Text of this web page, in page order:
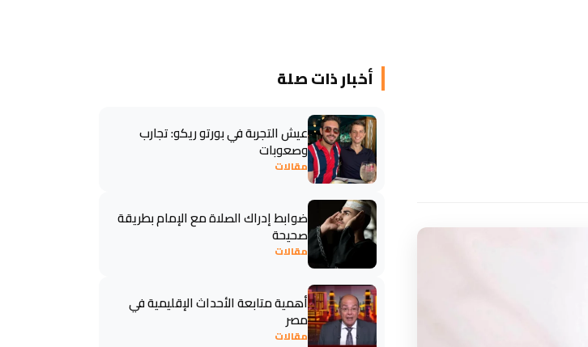
أخبار ذات صلة
عيش التجربة في بورتو ريكو: تجارب
وصعوبات
مقالات
ضوابط إدراك الصلاة مع الإمام بطريقة
صحيحة
مقالات
أهمية متابعة الأحداث الإقليمية في
مصر
مقالات